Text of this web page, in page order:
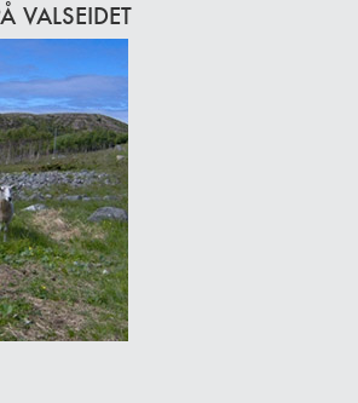
VALSEIDET